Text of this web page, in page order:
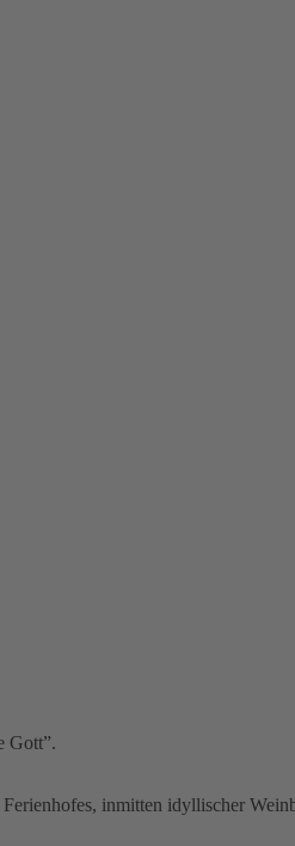
Gott”.
inmitten idyllischer